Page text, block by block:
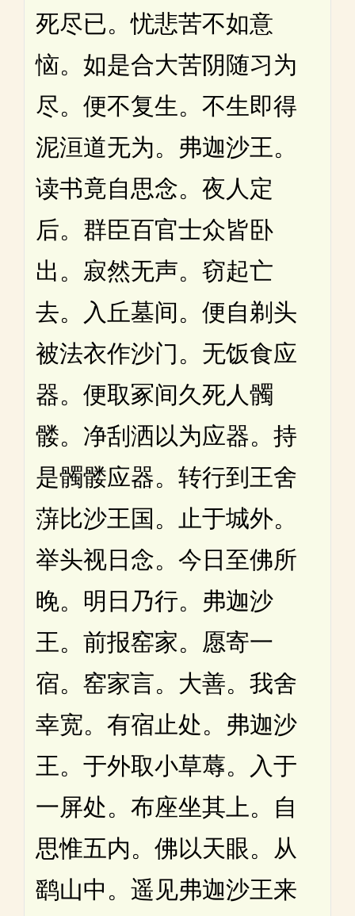
死尽已。忧悲苦不如意
恼。如是合大苦阴随习为
尽。便不复生。不生即得
泥洹道无为。弗迦沙王。
读书竟自思念。夜人定
后。群臣百官士众皆卧
出。寂然无声。窃起亡
去。入丘墓间。便自剃头
被法衣作沙门。无饭食应
器。便取冢间久死人髑
髅。净刮洒以为应器。持
是髑髅应器。转行到王舍
蓱比沙王国。止于城外。
举头视日念。今日至佛所
晚。明日乃行。弗迦沙
王。前报窑家。愿寄一
宿。窑家言。大善。我舍
幸宽。有宿止处。弗迦沙
王。于外取小草蓐。入于
一屏处。布座坐其上。自
思惟五内。佛以天眼。从
鹞山中。遥见弗迦沙王来